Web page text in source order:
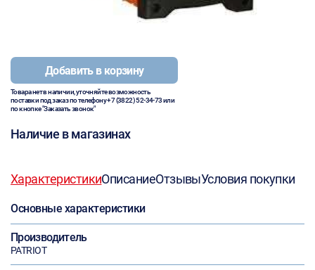
Добавить в корзину
Товара нет в наличии, уточняйте возможность
поставки под заказ по телефону+7 (3822) 52-34-73или
по кнопке "Заказать звонок"
Наличие в магазинах
ХарактеристикиОписаниеОтзывыУсловия покупки
Основные характеристики
Производитель
PATRIOT